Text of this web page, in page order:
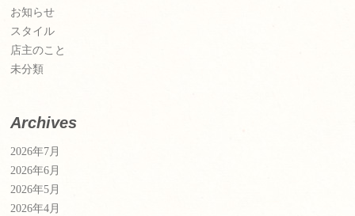
お知らせ
スタイル
店主のこと
未分類
Archives
2026年7月
2026年6月
2026年5月
2026年4月